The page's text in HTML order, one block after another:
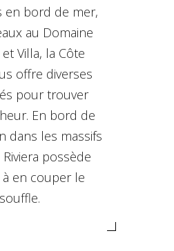
en bord de mer,
au Domaine
Villa, la Côte
offre diverses
pour trouver
En bord de
dans les massifs
possède
en couper le
souffle.